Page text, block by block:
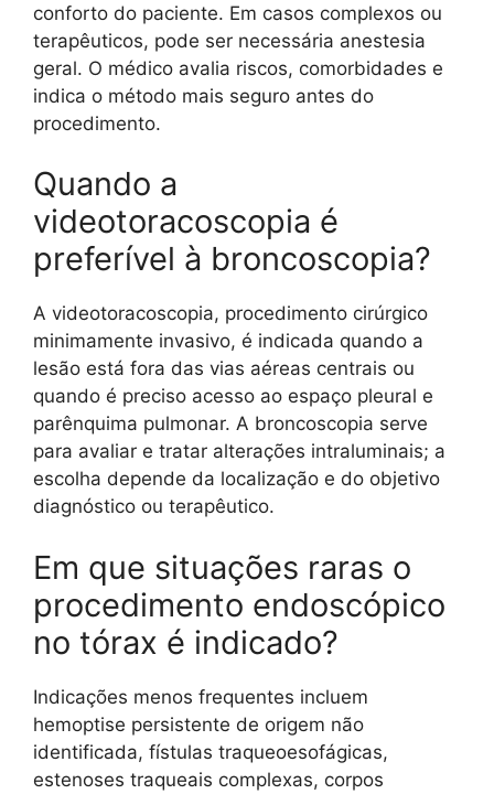
conforto do paciente. Em casos complexos ou
terapêuticos, pode ser necessária anestesia
geral. O médico avalia riscos, comorbidades e
indica o método mais seguro antes do
procedimento.
Quando a
videotoracoscopia é
preferível à broncoscopia?
A videotoracoscopia, procedimento cirúrgico
minimamente invasivo, é indicada quando a
lesão está fora das vias aéreas centrais ou
quando é preciso acesso ao espaço pleural e
parênquima pulmonar. A broncoscopia serve
para avaliar e tratar alterações intraluminais; a
escolha depende da localização e do objetivo
diagnóstico ou terapêutico.
Em que situações raras o
procedimento endoscópico
no tórax é indicado?
Indicações menos frequentes incluem
hemoptise persistente de origem não
identificada, fístulas traqueoesofágicas,
estenoses traqueais complexas, corpos